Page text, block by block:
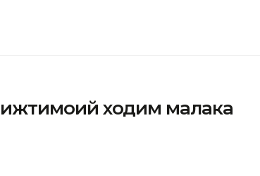
ижтимоий ходим малака